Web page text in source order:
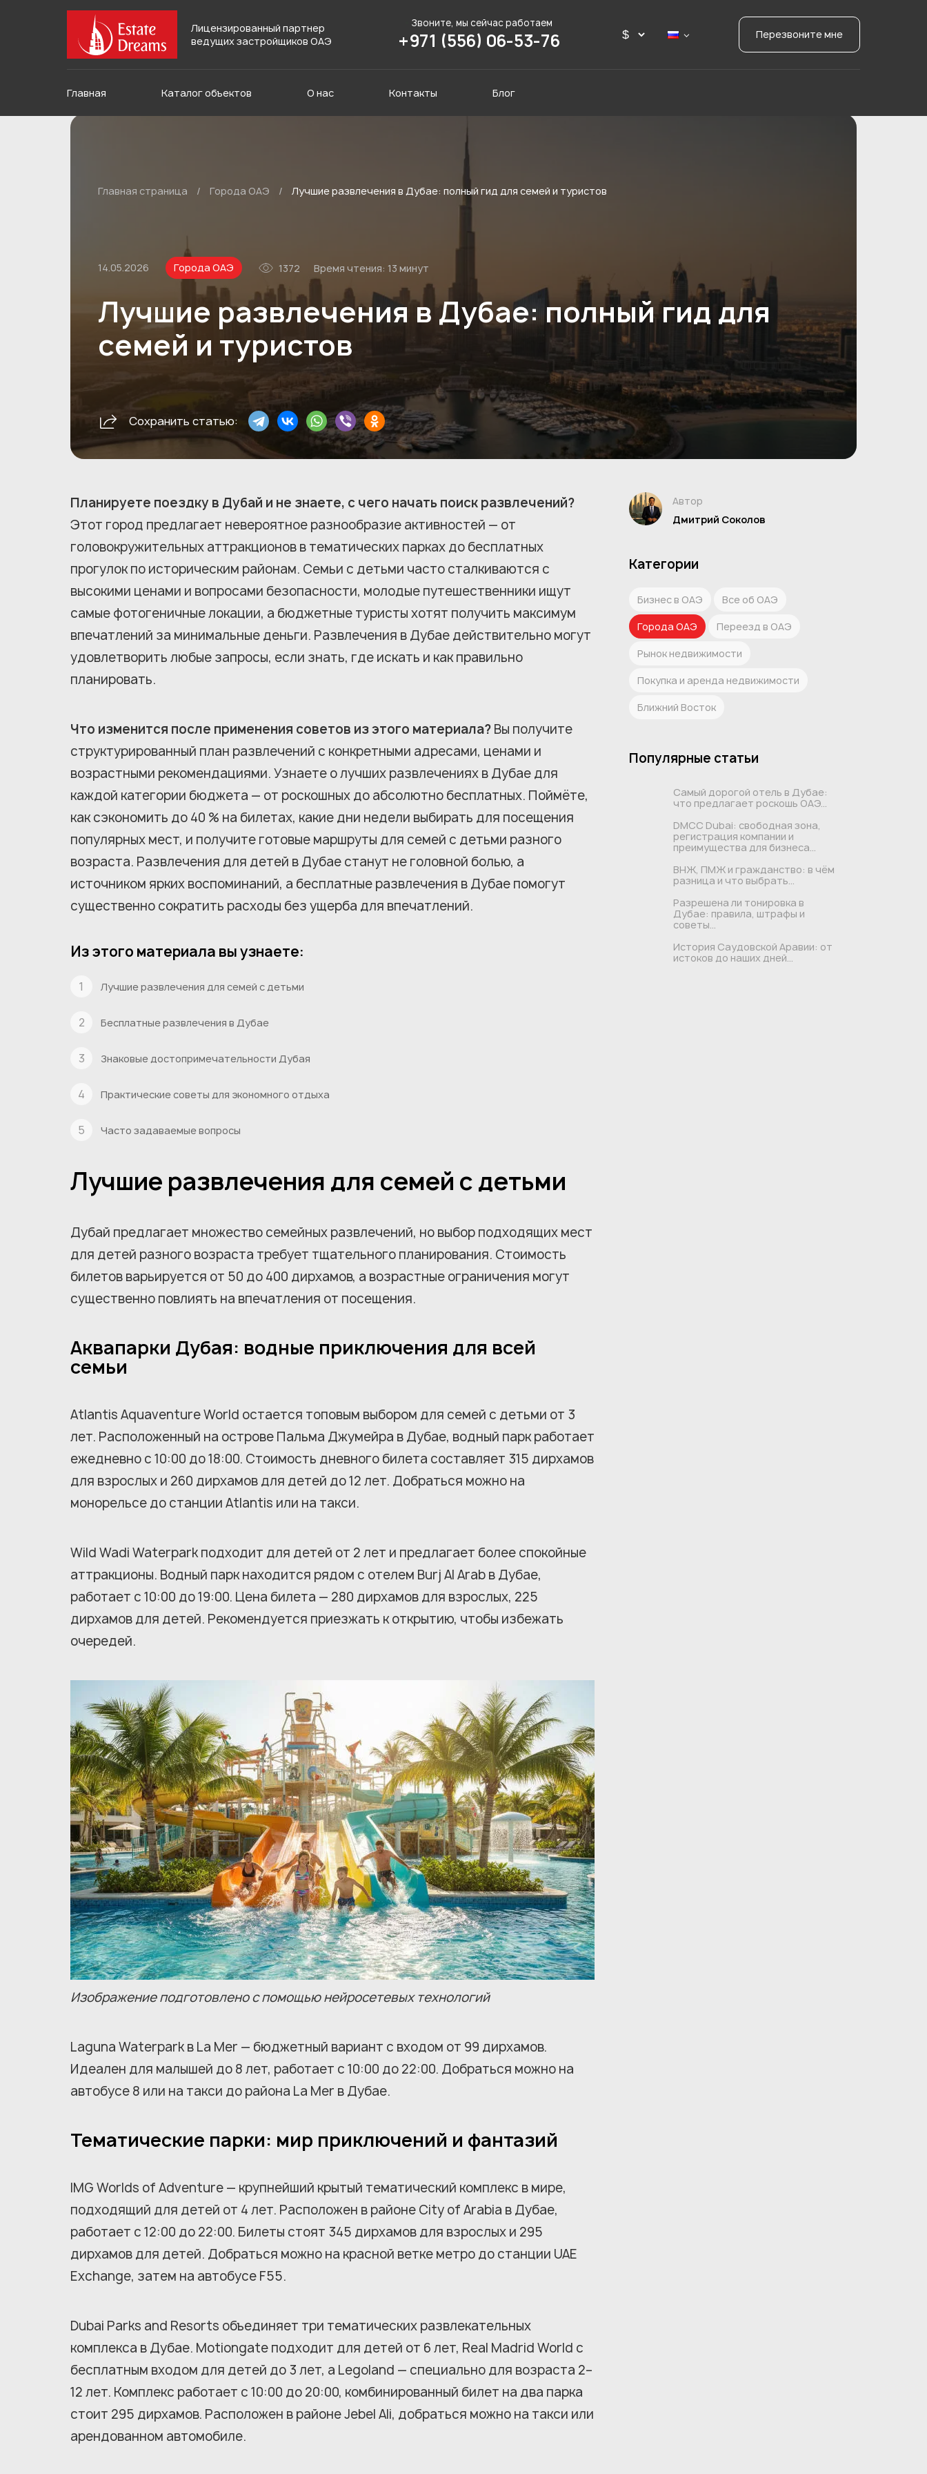
Лицензированный партнер
ведущих застройщиков ОАЭ
Звоните, мы сейчас работаем
+971 (556) 06-53-76 Перезвоните мне
Главная Каталог объектов О нас Контакты Блог
Главная страница / Города ОАЭ / Лучшие развлечения в Дубае: полный гид для семей и туристов
14.05.2026 Города ОАЭ 1372 Время чтения: 13 минут
Лучшие развлечения в Дубае: полный гид для
семей и туристов
Сохранить статью:
Планируете поездку в Дубай и не знаете, с чего начать поиск развлечений?
Этот город предлагает невероятное разнообразие активностей — от
головокружительных аттракционов в тематических парках до бесплатных
прогулок по историческим районам. Семьи с детьми часто сталкиваются с
высокими ценами и вопросами безопасности, молодые путешественники ищут
самые фотогеничные локации, а бюджетные туристы хотят получить максимум
впечатлений за минимальные деньги. Развлечения в Дубае действительно могут
удовлетворить любые запросы, если знать, где искать и как правильно
планировать.
Что изменится после применения советов из этого материала? Вы получите
структурированный план развлечений с конкретными адресами, ценами и
возрастными рекомендациями. Узнаете о лучших развлечениях в Дубае для
каждой категории бюджета — от роскошных до абсолютно бесплатных. Поймёте,
как сэкономить до 40 % на билетах, какие дни недели выбирать для посещения
популярных мест, и получите готовые маршруты для семей с детьми разного
возраста. Развлечения для детей в Дубае станут не головной болью, а
источником ярких воспоминаний, а бесплатные развлечения в Дубае помогут
существенно сократить расходы без ущерба для впечатлений.
Из этого материала вы узнаете:
Лучшие развлечения для семей с детьми
Бесплатные развлечения в Дубае
Знаковые достопримечательности Дубая
Практические советы для экономного отдыха
Часто задаваемые вопросы
Лучшие развлечения для семей с детьми
Дубай предлагает множество семейных развлечений, но выбор подходящих мест
для детей разного возраста требует тщательного планирования. Стоимость
билетов варьируется от 50 до 400 дирхамов, а возрастные ограничения могут
существенно повлиять на впечатления от посещения.
Аквапарки Дубая: водные приключения для всей
семьи
Atlantis Aquaventure World остается топовым выбором для семей с детьми от 3
лет. Расположенный на острове Пальма Джумейра в Дубае, водный парк работает
ежедневно с 10:00 до 18:00. Стоимость дневного билета составляет 315 дирхамов
для взрослых и 260 дирхамов для детей до 12 лет. Добраться можно на
монорельсе до станции Atlantis или на такси.
Wild Wadi Waterpark подходит для детей от 2 лет и предлагает более спокойные
аттракционы. Водный парк находится рядом с отелем Burj Al Arab в Дубае,
работает с 10:00 до 19:00. Цена билета — 280 дирхамов для взрослых, 225
дирхамов для детей. Рекомендуется приезжать к открытию, чтобы избежать
очередей.
Изображение подготовлено с помощью нейросетевых технологий
Laguna Waterpark в La Mer — бюджетный вариант с входом от 99 дирхамов.
Идеален для малышей до 8 лет, работает с 10:00 до 22:00. Добраться можно на
автобусе 8 или на такси до района La Mer в Дубае.
Тематические парки: мир приключений и фантазий
IMG Worlds of Adventure — крупнейший крытый тематический комплекс в мире,
подходящий для детей от 4 лет. Расположен в районе City of Arabia в Дубае,
работает с 12:00 до 22:00. Билеты стоят 345 дирхамов для взрослых и 295
дирхамов для детей. Добраться можно на красной ветке метро до станции UAE
Exchange, затем на автобусе F55.
Dubai Parks and Resorts объединяет три тематических развлекательных
комплекса в Дубае. Motiongate подходит для детей от 6 лет, Real Madrid World с
бесплатным входом для детей до 3 лет, а Legoland — специально для возраста 2–
12 лет. Комплекс работает с 10:00 до 20:00, комбинированный билет на два парка
стоит 295 дирхамов. Расположен в районе Jebel Ali, добраться можно на такси или
арендованном автомобиле.
Автор
Дмитрий Соколов
Категории
Бизнес в ОАЭ Все об ОАЭ
Города ОАЭ Переезд в ОАЭ
Рынок недвижимости
Покупка и аренда недвижимости
Ближний Восток
Популярные статьи
Самый дорогой отель в Дубае:
что предлагает роскошь ОАЭ...
DMCC Dubai: свободная зона,
регистрация компании и
преимущества для бизнеса...
ВНЖ, ПМЖ и гражданство: в чём
разница и что выбрать...
Разрешена ли тонировка в
Дубае: правила, штрафы и
советы...
История Саудовской Аравии: от
истоков до наших дней...